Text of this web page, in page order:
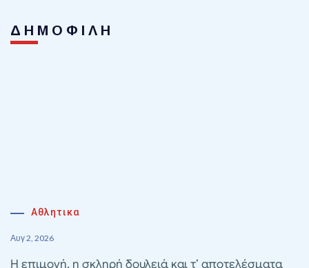
ΔΗΜΟΦΙΛΗ
Αθλητικα
Αυγ 2, 2026
Η επιμονή, η σκληρή δουλειά και τ’ αποτελέσματα